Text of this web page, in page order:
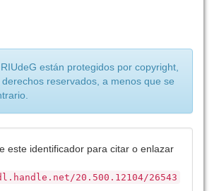
están protegidos por copyright,
reservados, a menos que se
este identificador para citar o enlazar
20.500.12104/26543